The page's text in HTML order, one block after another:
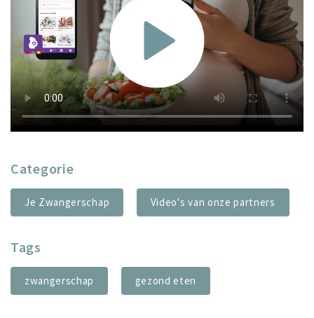
Categorie
Je Zwangerschap Video's van onze partners
Tags
zwangerschap gezond eten